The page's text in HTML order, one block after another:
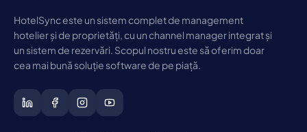
HotelSync este un sistem complet de management
hotelier și de proprietăți, cu un channel manager integrat și
un sistem de rezervări. Scopul nostru este să oferim doar
cea mai bună soluție software de pe piață.